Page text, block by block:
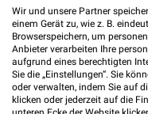
Müller Bad
Westheimer
91438 Bad
Heute
Wir und unsere Partner
einem Gerät zu, wie z. B.
Browserspeichern, um
Anbieter verarbeiten Ihre
aufgrund eines berechtigten
Sie die „Einstellungen“. Sie
oder verwalten, indem Sie auf
klicken oder jederzeit auf die